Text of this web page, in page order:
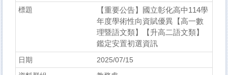
【重要公告】國立彰化高中114學
年度學術性向資賦優異【高一數
理暨語文類】【升高二語文類】
鑑定安置初選資訊
2025/07/15